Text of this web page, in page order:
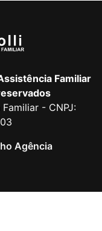
Familiar
- CNPJ:
Agência